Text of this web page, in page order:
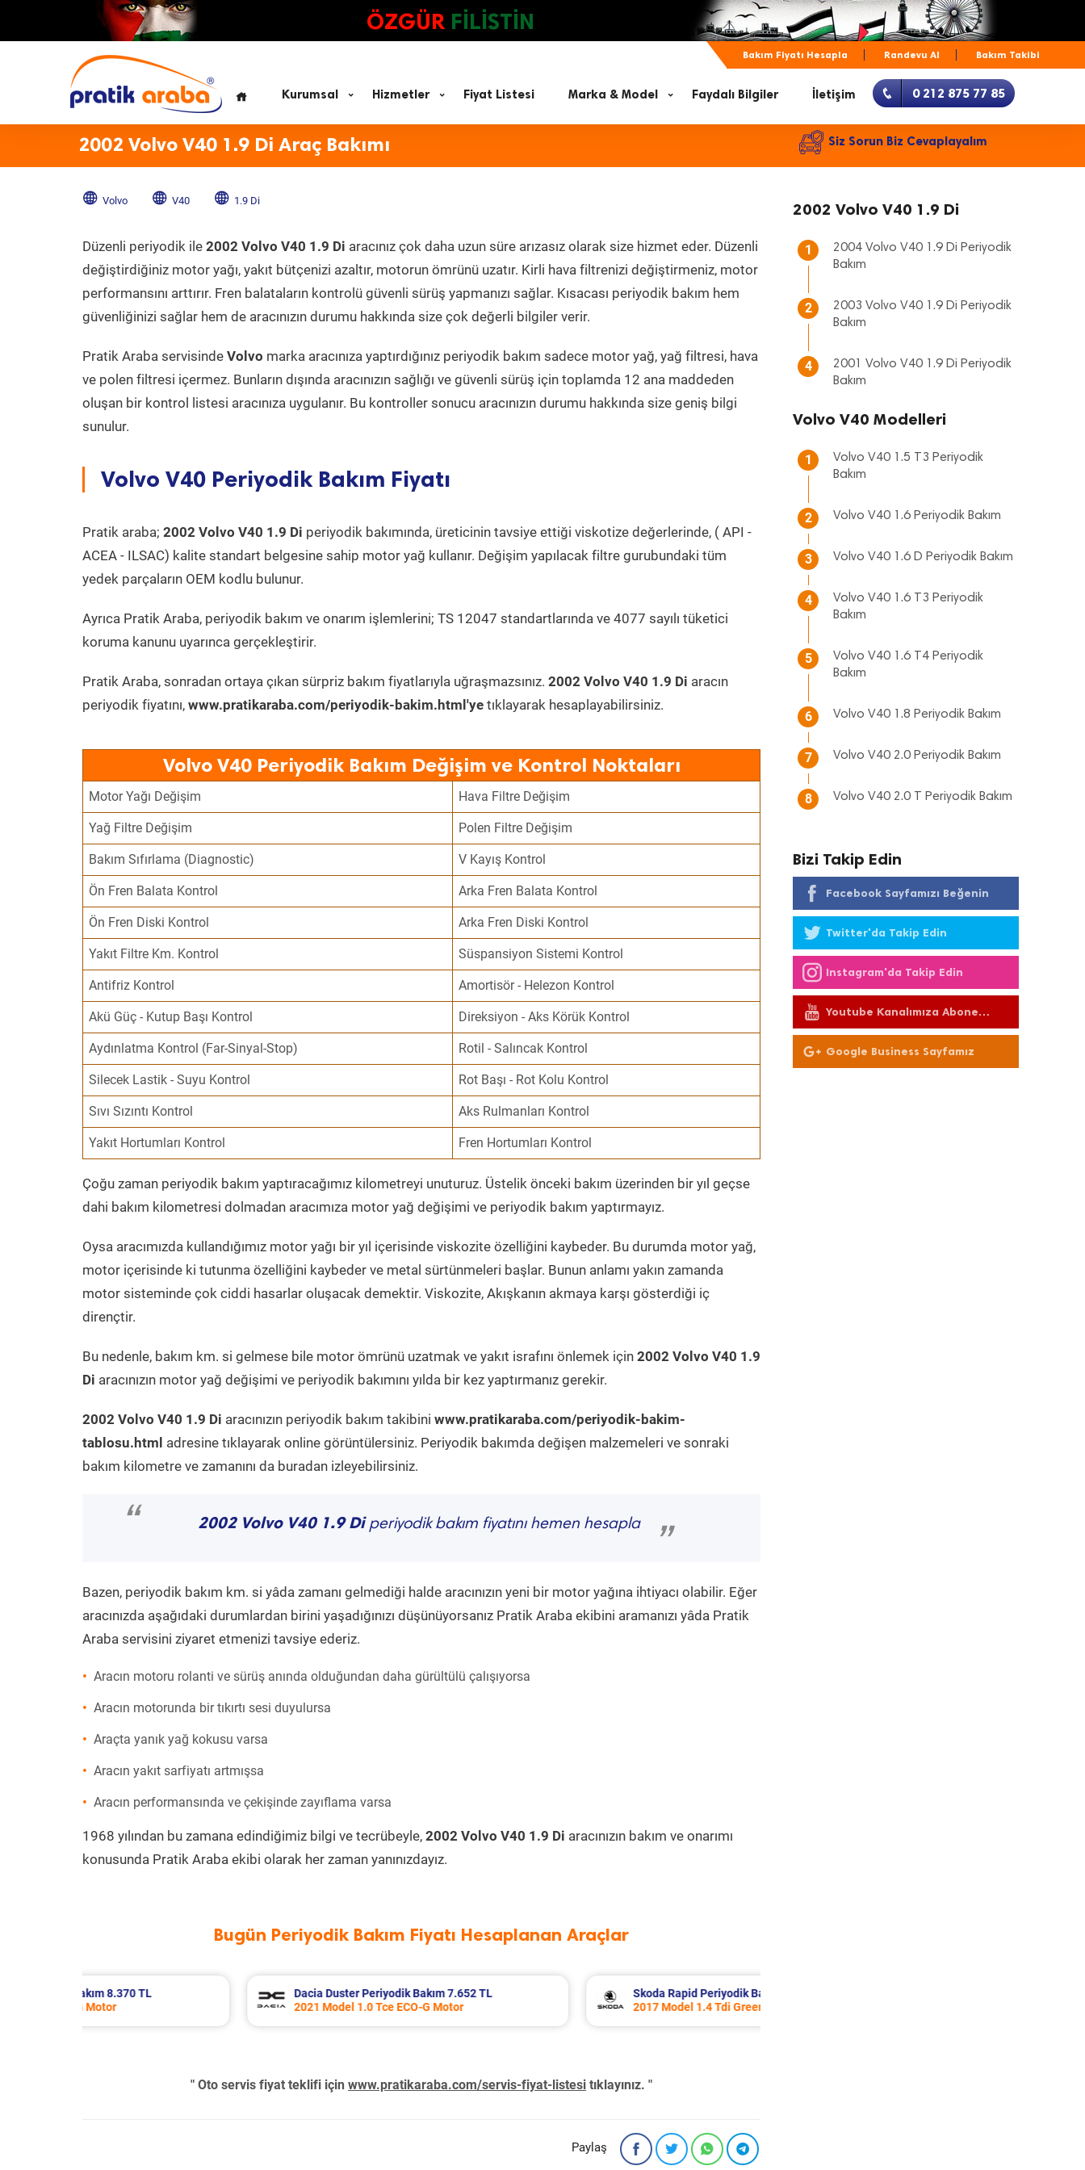
ÖZGÜR FİLİSTİN
Bakım Fiyatı Hesapla Randevu Al Bakım Takibi
Kurumsal Hizmetler Fiyat Listesi Marka & Model Faydalı Bilgiler İletişim 0 212 875 77 85
2002 Volvo V40 1.9 Di Araç Bakımı Siz Sorun Biz Cevaplayalım
Volvo V40 1.9 Di
Düzenli periyodik ile 2002 Volvo V40 1.9 Di aracınız çok daha uzun süre arızasız olarak size hizmet eder. Düzenli
değiştirdiğiniz motor yağı, yakıt bütçenizi azaltır, motorun ömrünü uzatır. Kirli hava filtrenizi değiştirmeniz, motor
performansını arttırır. Fren balataların kontrolü güvenli sürüş yapmanızı sağlar. Kısacası periyodik bakım hem
güvenliğinizi sağlar hem de aracınızın durumu hakkında size çok değerli bilgiler verir.
Pratik Araba servisinde Volvo marka aracınıza yaptırdığınız periyodik bakım sadece motor yağ, yağ filtresi, hava
ve polen filtresi içermez. Bunların dışında aracınızın sağlığı ve güvenli sürüş için toplamda 12 ana maddeden
oluşan bir kontrol listesi aracınıza uygulanır. Bu kontroller sonucu aracınızın durumu hakkında size geniş bilgi
sunulur.
Volvo V40 Periyodik Bakım Fiyatı
Pratik araba; 2002 Volvo V40 1.9 Di periyodik bakımında, üreticinin tavsiye ettiği viskotize değerlerinde, ( API -
ACEA - ILSAC) kalite standart belgesine sahip motor yağ kullanır. Değişim yapılacak filtre gurubundaki tüm
yedek parçaların OEM kodlu bulunur.
Ayrıca Pratik Araba, periyodik bakım ve onarım işlemlerini; TS 12047 standartlarında ve 4077 sayılı tüketici
koruma kanunu uyarınca gerçekleştirir.
Pratik Araba, sonradan ortaya çıkan sürpriz bakım fiyatlarıyla uğraşmazsınız. 2002 Volvo V40 1.9 Di aracın
periyodik fiyatını, www.pratikaraba.com/periyodik-bakim.html'ye tıklayarak hesaplayabilirsiniz.
Volvo V40 Periyodik Bakım Değişim ve Kontrol Noktaları
Motor Yağı Değişim Hava Filtre Değişim
Yağ Filtre Değişim Polen Filtre Değişim
Bakım Sıfırlama (Diagnostic) V Kayış Kontrol
Ön Fren Balata Kontrol Arka Fren Balata Kontrol
Ön Fren Diski Kontrol Arka Fren Diski Kontrol
Yakıt Filtre Km. Kontrol Süspansiyon Sistemi Kontrol
Antifriz Kontrol Amortisör - Helezon Kontrol
Akü Güç - Kutup Başı Kontrol Direksiyon - Aks Körük Kontrol
Aydınlatma Kontrol (Far-Sinyal-Stop) Rotil - Salıncak Kontrol
Silecek Lastik - Suyu Kontrol Rot Başı - Rot Kolu Kontrol
Sıvı Sızıntı Kontrol Aks Rulmanları Kontrol
Yakıt Hortumları Kontrol Fren Hortumları Kontrol
Çoğu zaman periyodik bakım yaptıracağımız kilometreyi unuturuz. Üstelik önceki bakım üzerinden bir yıl geçse
dahi bakım kilometresi dolmadan aracımıza motor yağ değişimi ve periyodik bakım yaptırmayız.
Oysa aracımızda kullandığımız motor yağı bir yıl içerisinde viskozite özelliğini kaybeder. Bu durumda motor yağ,
motor içerisinde ki tutunma özelliğini kaybeder ve metal sürtünmeleri başlar. Bunun anlamı yakın zamanda
motor sisteminde çok ciddi hasarlar oluşacak demektir. Viskozite, Akışkanın akmaya karşı gösterdiği iç
dirençtir.
Bu nedenle, bakım km. si gelmese bile motor ömrünü uzatmak ve yakıt israfını önlemek için 2002 Volvo V40 1.9
Di aracınızın motor yağ değişimi ve periyodik bakımını yılda bir kez yaptırmanız gerekir.
2002 Volvo V40 1.9 Di aracınızın periyodik bakım takibini www.pratikaraba.com/periyodik-bakim-
tablosu.html adresine tıklayarak online görüntülersiniz. Periyodik bakımda değişen malzemeleri ve sonraki
bakım kilometre ve zamanını da buradan izleyebilirsiniz.
“ 2002 Volvo V40 1.9 Diperiyodik bakım fiyatını hemen hesapla
”
Bazen, periyodik bakım km. si yâda zamanı gelmediği halde aracınızın yeni bir motor yağına ihtiyacı olabilir. Eğer
aracınızda aşağıdaki durumlardan birini yaşadığınızı düşünüyorsanız Pratik Araba ekibini aramanızı yâda Pratik
Araba servisini ziyaret etmenizi tavsiye ederiz.
Aracın motoru rolanti ve sürüş anında olduğundan daha gürültülü çalışıyorsa
Aracın motorunda bir tıkırtı sesi duyulursa
Araçta yanık yağ kokusu varsa
Aracın yakıt sarfiyatı artmışsa
Aracın performansında ve çekişinde zayıflama varsa
1968 yılından bu zamana edindiğimiz bilgi ve tecrübeyle, 2002 Volvo V40 1.9 Di aracınızın bakım ve onarımı
konusunda Pratik Araba ekibi olarak her zaman yanınızdayız.
Bugün Periyodik Bakım Fiyatı Hesaplanan Araçlar
Skoda Rapid Periyodik Bakım 7.707 TL
2017 Model 1.4 Tdi Greentech Motor
Porsche Panamera Periyodik Bakım 13.533 TL
2011 Model 3.6 4 Motor
" Oto servis fiyat teklifi için www.pratikaraba.com/servis-fiyat-listesi tıklayınız. "
Paylaş
2002 Volvo V40 1.9 Di
1
2004 Volvo V40 1.9 Di Periyodik
Bakım
2
2003 Volvo V40 1.9 Di Periyodik
Bakım
4
2001 Volvo V40 1.9 Di Periyodik
Bakım
Volvo V40 Modelleri
1
Volvo V40 1.5 T3 Periyodik
Bakım
2 Volvo V40 1.6 Periyodik Bakım
3 Volvo V40 1.6 D Periyodik Bakım
4
Volvo V40 1.6 T3 Periyodik
Bakım
5
Volvo V40 1.6 T4 Periyodik
Bakım
6 Volvo V40 1.8 Periyodik Bakım
7 Volvo V40 2.0 Periyodik Bakım
8 Volvo V40 2.0 T Periyodik Bakım
Bizi Takip Edin
Facebook Sayfamızı Beğenin
Twitter'da Takip Edin
Instagram'da Takip Edin
Youtube Kanalımıza Abone
Olun
Google Business Sayfamız